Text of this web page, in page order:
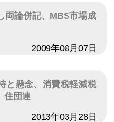
両論併記、MBS市場成
2009年08月07日
と懸念、消費税軽減税
住団連
2013年03月28日